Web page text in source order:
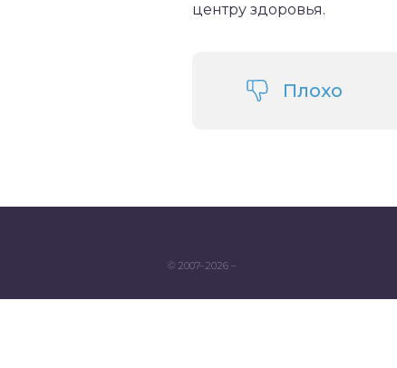
центру здоровья.
Плохо
© 2007–2026 –